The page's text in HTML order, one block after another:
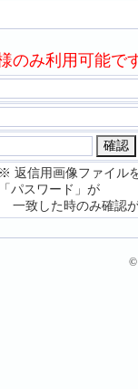
のみ利用可能
※ 返信用画像ファイル
「パスワード」が
一致した時のみ確認
©